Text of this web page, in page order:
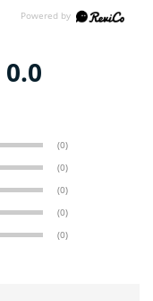
0.0
(0)
(0)
(0)
(0)
(0)